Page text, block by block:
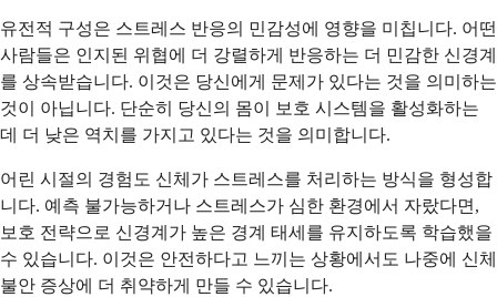
유전적 구성은 스트레스 반응의 민감성에 영향을 미칩니다. 어떤
사람들은 인지된 위협에 더 강렬하게 반응하는 더 민감한 신경계
를 상속받습니다. 이것은 당신에게 문제가 있다는 것을 의미하는
것이 아닙니다. 단순히 당신의 몸이 보호 시스템을 활성화하는
데 더 낮은 역치를 가지고 있다는 것을 의미합니다.
어린 시절의 경험도 신체가 스트레스를 처리하는 방식을 형성합
니다. 예측 불가능하거나 스트레스가 심한 환경에서 자랐다면,
보호 전략으로 신경계가 높은 경계 태세를 유지하도록 학습했을
수 있습니다. 이것은 안전하다고 느끼는 상황에서도 나중에 신체
불안 증상에 더 취약하게 만들 수 있습니다.